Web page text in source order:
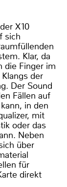
X10
sich
Klar, da
die Finger im
der
Der Sound
Fällen auf
in den
mit
oder das
Neben
über
für
direkt